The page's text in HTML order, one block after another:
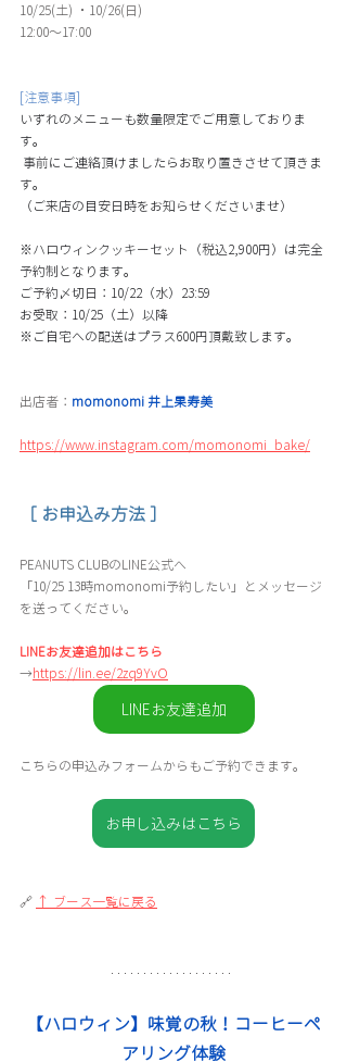
10/25(土) ・10/26(日)
12:00〜17:00
[注意事項]
いずれのメニューも数量限定でご用意しておりま
す。
す。
（ご来店の目安日時をお知らせくださいませ）
※ハロウィンクッキーセット（税込2,900円）は完全
予約制となります。
ご予約〆切日：10/22（水）23:59
お受取：10/25（土）以降
※ご自宅への配送はプラス600円頂戴致します。
出店者： momonomi 井上果寿美
https://www.instagram.com/momonomi_bake/
［ お申込み方法 ］
PEANUTS CLUBのLINE公式へ
「10/25 13時momonomi予約したい」とメッセージ
を送ってください。
LINEお友達追加はこちら
→https://lin.ee/2zq9YvO
LINEお友達追加
こちらの申込みフォームからもご予約できます。
お申し込みはこちら
🔗 ↑ ブース一覧に戻る
【ハロウィン】味覚の秋！コーヒーペ
アリング体験